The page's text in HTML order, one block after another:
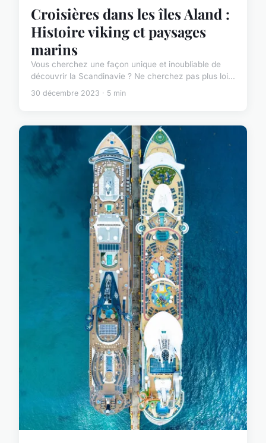
Croisières dans les îles Aland :
Histoire viking et paysages
marins
Vous cherchez une façon unique et inoubliable de
découvrir la Scandinavie ? Ne cherchez pas plus loi...
30 décembre 2023 · 5 min